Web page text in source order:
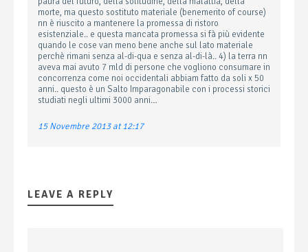
morte, ma questo sostituto materiale (benemerito of course)
nn è riuscito a mantenere la promessa di ristoro
esistenziale.. e questa mancata promessa si fà più evidente
quando le cose van meno bene anche sul lato materiale
perchè rimani senza al-di-qua e senza al-di-là.. 4) la terra nn
aveva mai avuto 7 mld di persone che vogliono consumare in
concorrenza come noi occidentali abbiam fatto da soli x 50
anni.. questo è un Salto Imparagonabile con i processi storici
studiati negli ultimi 3000 anni…
15 Novembre 2013 at 12:17
LEAVE A REPLY